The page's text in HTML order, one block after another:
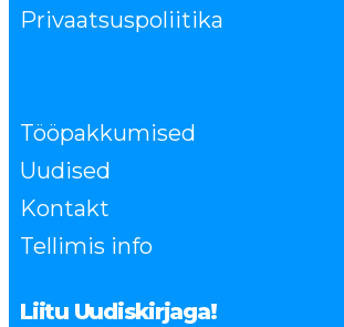
Privaatsuspoliitika
Tööpakkumised
Uudised
Kontakt
Tellimis info
Liitu Uudiskirjaga!